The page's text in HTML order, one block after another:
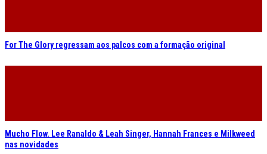
For The Glory regressam aos palcos com a formação original
Mucho Flow. Lee Ranaldo & Leah Singer, Hannah Frances e Milkweed
nas novidades